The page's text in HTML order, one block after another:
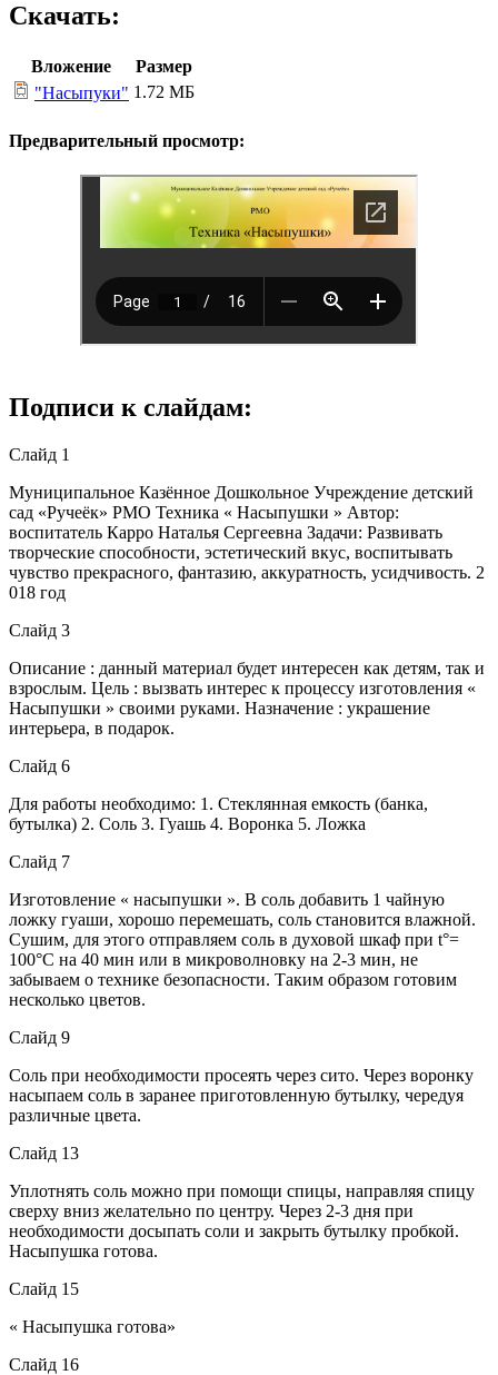
Скачать:
Вложение
Размер
"Насыпуки" 1.72 МБ
Предварительный просмотр:
Подписи к слайдам:
Слайд 1
Муниципальное Казённое Дошкольное Учреждение детский
сад «Ручеёк» РМО Техника « Насыпушки » Автор:
воспитатель Карро Наталья Сергеевна Задачи: Развивать
творческие способности, эстетический вкус, воспитывать
чувство прекрасного, фантазию, аккуратность, усидчивость. 2
018 год
Слайд 3
Описание : данный материал будет интересен как детям, так и
взрослым. Цель : вызвать интерес к процессу изготовления «
Насыпушки » своими руками. Назначение : украшение
интерьера, в подарок.
Слайд 6
Для работы необходимо: 1. Стеклянная емкость (банка,
бутылка) 2. Соль 3. Гуашь 4. Воронка 5. Ложка
Слайд 7
Изготовление « насыпушки ». В соль добавить 1 чайную
ложку гуаши, хорошо перемешать, соль становится влажной.
Сушим, для этого отправляем соль в духовой шкаф при t°=
100°С на 40 мин или в микроволновку на 2-3 мин, не
забываем о технике безопасности. Таким образом готовим
несколько цветов.
Слайд 9
Соль при необходимости просеять через сито. Через воронку
насыпаем соль в заранее приготовленную бутылку, чередуя
различные цвета.
Слайд 13
Уплотнять соль можно при помощи спицы, направляя спицу
сверху вниз желательно по центру. Через 2-3 дня при
необходимости досыпать соли и закрыть бутылку пробкой.
Насыпушка готова.
Слайд 15
« Насыпушка готова»
Слайд 16